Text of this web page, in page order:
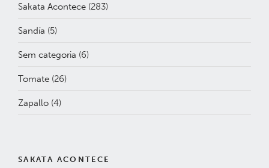
Sakata Acontece (283)
Sandía (5)
Sem categoria (6)
Tomate (26)
Zapallo (4)
SAKATA ACONTECE